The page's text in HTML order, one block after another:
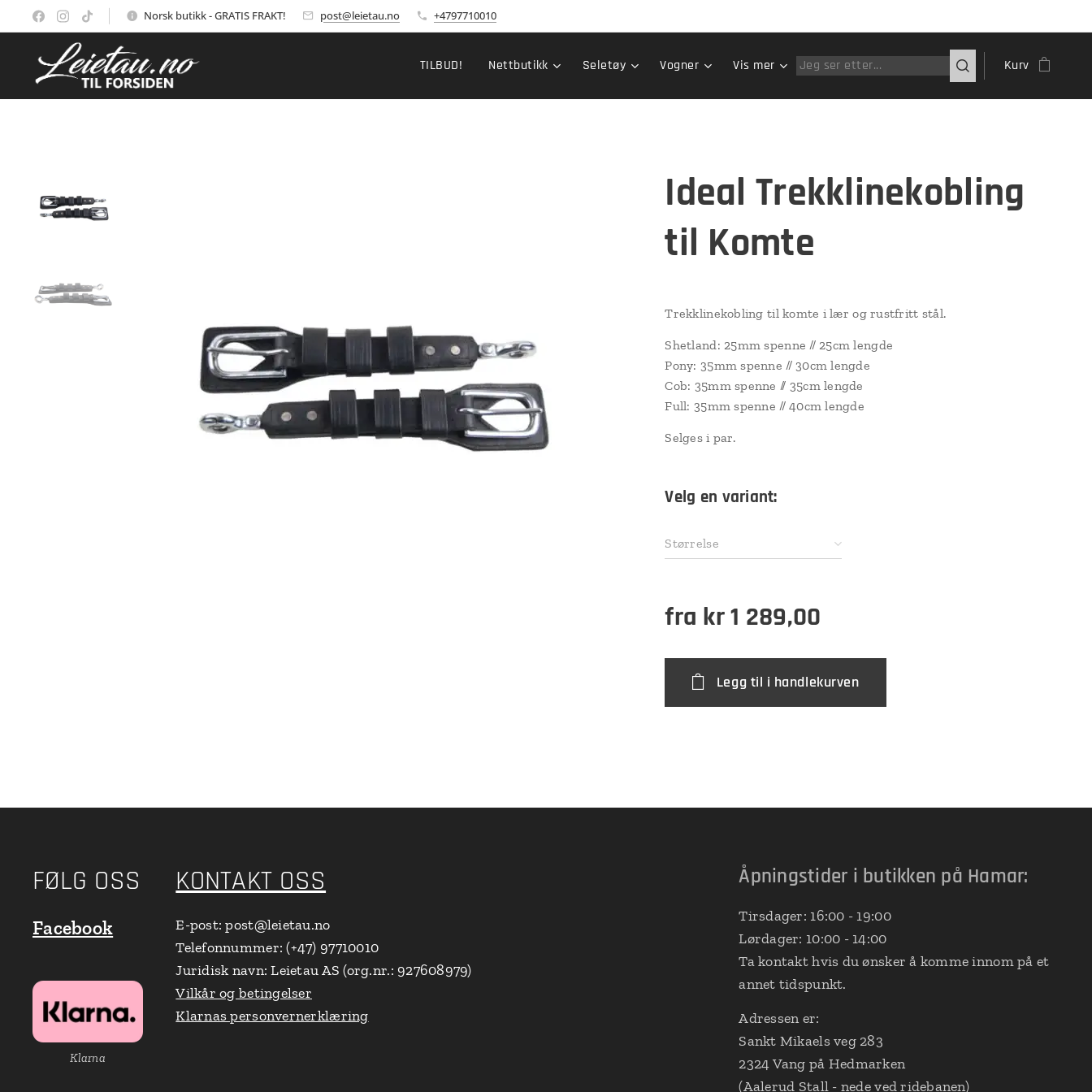
Norsk butikk - GRATIS FRAKT! post@leietau.no +4797710010
TILBUD! Nettbutikk Seletøy Vogner Vis mer Kurv
Ideal Trekklinekobling
til Komte
Trekklinekobling til komte i lær og rustfritt stål.
Shetland: 25mm spenne // 25cm lengde
Pony: 35mm spenne // 30cm lengde
Cob: 35mm spenne // 35cm lengde
Full: 35mm spenne // 40cm lengde
Selges i par.
Velg en variant:
Størrelse
fra kr1 289,00
Legg til i handlekurven
FØLG OSS
Facebook
Klarna
KONTAKT OSS
E-post: post@leietau.no
Telefonnummer: (+47) 97710010
Juridisk navn: Leietau AS (org.nr.: 927608979)
Vilkår og betingelser
Klarnas personvernerklæring
Åpningstider i butikken på Hamar:
Tirsdager: 16:00 - 19:00
Lørdager: 10:00 - 14:00
Ta kontakt hvis du ønsker å komme innom på et
annet tidspunkt.
Adressen er:
Sankt Mikaels veg 283
2324 Vang på Hedmarken
(Aalerud Stall - nede ved ridebanen)